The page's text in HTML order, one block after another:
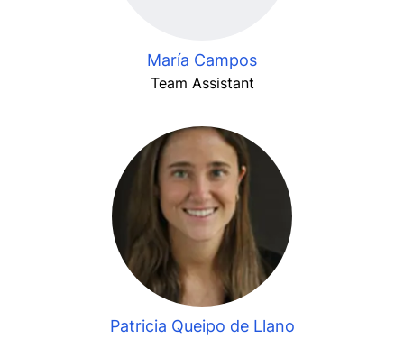
María Campos
Team Assistant
Patricia Queipo de Llano